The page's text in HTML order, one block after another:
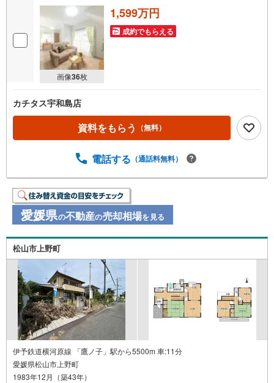
画像36枚
1,599万円
成約でもらえる
カチタス宇和島店
資料をもらう （無料）
電話する （通話料無料）
愛媛県の不動産の売却相場を見る
松山市上野町
伊予鉄道横河原線 「鷹ノ子」駅から5500m 車:11分
愛媛県松山市上野町
1983年12月（築43年）